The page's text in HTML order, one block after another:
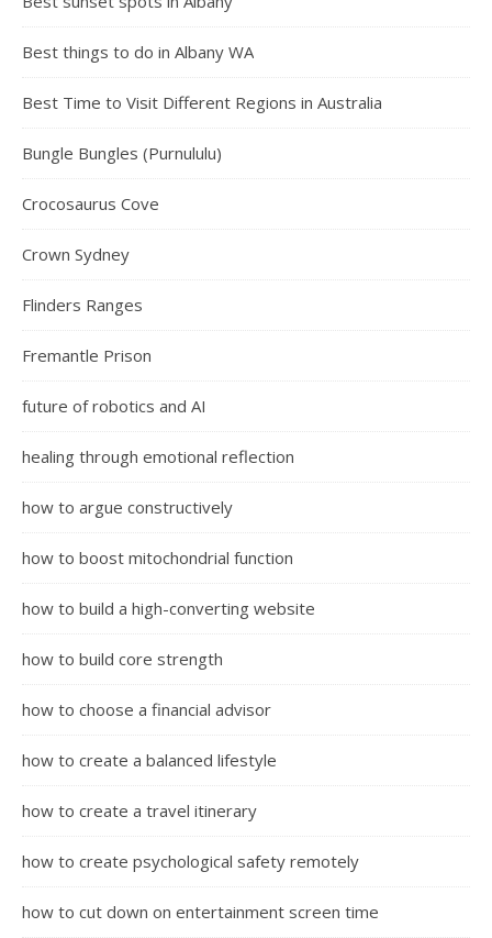
Best things to do in Albany WA
Best Time to Visit Different Regions in Australia
Bungle Bungles (Purnululu)
Crocosaurus Cove
Crown Sydney
Flinders Ranges
Fremantle Prison
future of robotics and AI
healing through emotional reflection
how to argue constructively
how to boost mitochondrial function
how to build a high-converting website
how to build core strength
how to choose a financial advisor
how to create a balanced lifestyle
how to create a travel itinerary
how to create psychological safety remotely
how to cut down on entertainment screen time